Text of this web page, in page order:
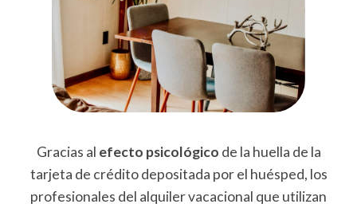
Gracias al efecto psicológico de la huella de la
tarjeta de crédito depositada por el huésped, los
profesionales del alquiler vacacional que utilizan